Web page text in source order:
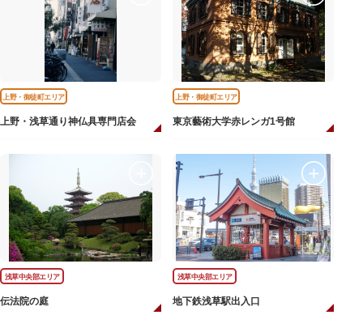
上野・御徒町エリア
上野・浅草通り神仏具専門店会
上野・御徒町エリア
東京藝術大学赤レンガ1号館
浅草中央部エリア
伝法院の庭
浅草中央部エリア
地下鉄浅草駅出入口